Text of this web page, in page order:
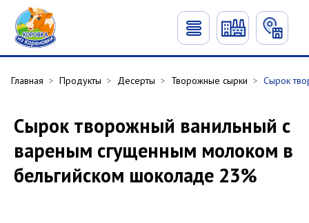
Главная > Продукты > Десерты > Творожные сырки > Сырок
Сырок творожный ванильный с
вареным сгущенным молоком в
бельгийском шоколаде 23%